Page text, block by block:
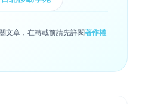
文章，在轉載前請先詳閱著作權